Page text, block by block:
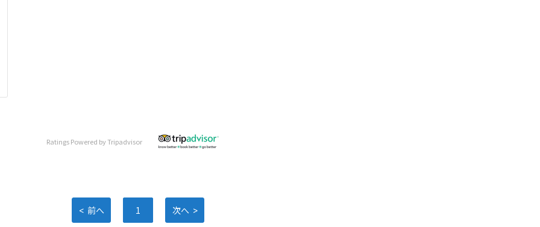
Ratings Powered by Tripadvisor
< 前へ 1 次へ >